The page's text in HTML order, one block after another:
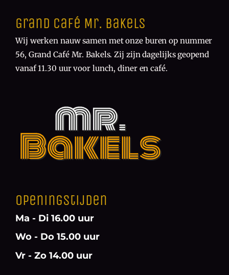
Grand Café Mr. Bakels
Wij werken nauw samen met onze buren op nummer
56, Grand Café Mr. Bakels. Zij zijn dagelijks geopend
vanaf 11.30 uur voor lunch, diner en café.
Openingstijden
Ma - Di 16.00 uur
Wo - Do 15.00 uur
Vr - Zo 14.00 uur